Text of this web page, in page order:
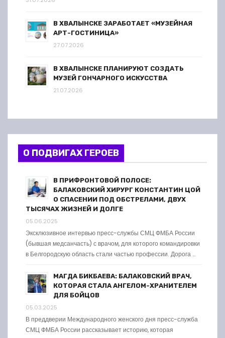
В ХВАЛЫНСКЕ ЗАРАБОТАЕТ «МУЗЕЙНАЯ
АРТ-ГОСТИНИЦА»
27.07.2026
В ХВАЛЫНСКЕ ПЛАНИРУЮТ СОЗДАТЬ
МУЗЕЙ ГОНЧАРНОГО ИСКУССТВА
21.07.2026
О ПОДВИГАХ ГЕРОЕВ
В ПРИФРОНТОВОЙ ПОЛОСЕ:
БАЛАКОВСКИЙ ХИРУРГ КОНСТАНТИН ЦОЙ
О СПАСЕНИИ ПОД ОБСТРЕЛАМИ, ДВУХ
ТЫСЯЧАХ ЖИЗНЕЙ И ДОЛГЕ
05.06.2025
Эксклюзивное интервью пресс-службы СМЦ ФМБА России
(бывшая медсанчасть) с врачом, для которого командировки
в Белгородскую область стали частью профессии. Дорога …
МАГДА БИКБАЕВА: БАЛАКОВСКИЙ ВРАЧ,
КОТОРАЯ СТАЛА АНГЕЛОМ-ХРАНИТЕЛЕМ
ДЛЯ БОЙЦОВ
05.03.2025
В преддверии Международного женского дня пресс-служба
СМЦ ФМБА России рассказывает историю, которая